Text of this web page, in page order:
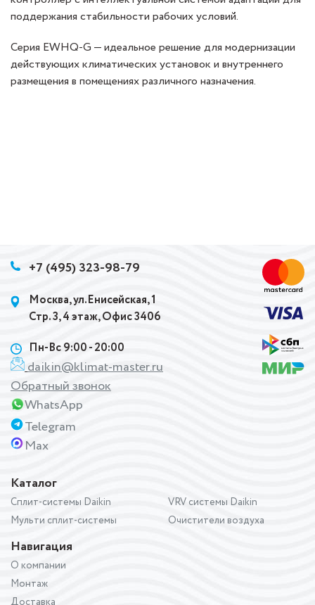
поддержания стабильности рабочих условий.
Серия EWHQ-G — идеальное решение для модернизации
действующих климатических установок и внутреннего
размещения в помещениях различного назначения.
Каталог
Сплит-системы Daikin
Мульти сплит-системы
VRV системы Daikin
Очистители воздуха
Навигация
О компании
Монтаж
Доставка
+7 (495) 323-98-79
Москва, ул.Енисейская, 1
Стр. 3, 4 этаж, Офис 3406
Пн-Вс 9:00 - 20:00
daikin@klimat-master.ru
Обратный звонок
WhatsApp
Telegram
Max